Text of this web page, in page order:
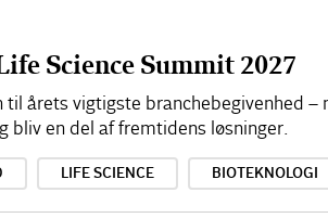
Science Summit 2027
årets vigtigste branchebegivenhed
bliv en del af fremtidens løsninger.
LIFE SCIENCE BIOTEKNOLOGI